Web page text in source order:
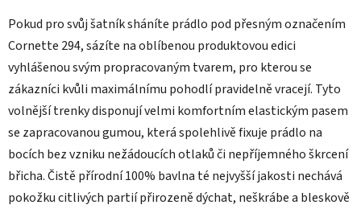
Pokud pro svůj šatník sháníte prádlo pod přesným označením
Cornette 294, sázíte na oblíbenou produktovou edici
vyhlášenou svým propracovaným tvarem, pro kterou se
zákazníci kvůli maximálnímu pohodlí pravidelně vracejí. Tyto
volnější trenky disponují velmi komfortním elastickým pasem
se zapracovanou gumou, která spolehlivě fixuje prádlo na
bocích bez vzniku nežádoucích otlaků či nepříjemného škrcení
břicha. Čistě přírodní 100% bavlna té nejvyšší jakosti nechává
pokožku citlivých partií přirozeně dýchat, neškrábe a bleskově